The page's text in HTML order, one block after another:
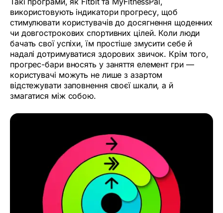
використовують індикатори прогресу, щоб
стимулювати користувачів до досягнення щоденних
чи довгострокових спортивних цілей. Коли люди
бачать свої успіхи, їм простіше змусити себе й
надалі дотримуватися здорових звичок. Крім того,
прогрес-бари вносять у заняття елемент гри —
користувачі можуть не лише з азартом
відстежувати заповнення своєї шкали, а й
змагатися між собою.